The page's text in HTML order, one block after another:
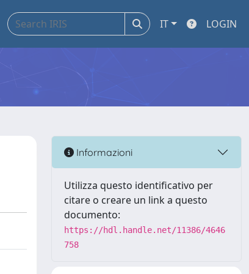
IT LOGIN
Informazioni
Utilizza questo identificativo per
citare o creare un link a questo
documento:
https://hdl.handle.net/11386/4646
758